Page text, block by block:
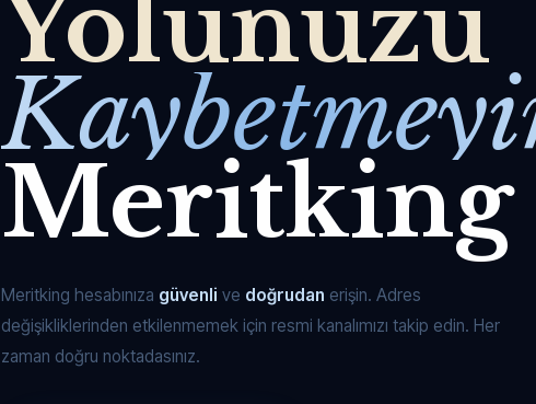
Yolunuzu
Meritking
Meritking hesabınıza güvenli ve doğrudan erişin. Adres
değişikliklerinden etkilenmemek için resmi kanalımızı takip edin. Her
zaman doğru noktadasınız.